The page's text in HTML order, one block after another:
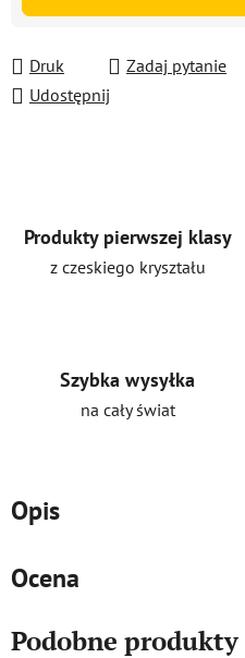
Druk Zadaj pytanie
Udostępnij
Produkty pierwszej klasy
z czeskiego kryształu
Szybka wysyłka
na cały świat
Opis
Ocena
Podobne produkty